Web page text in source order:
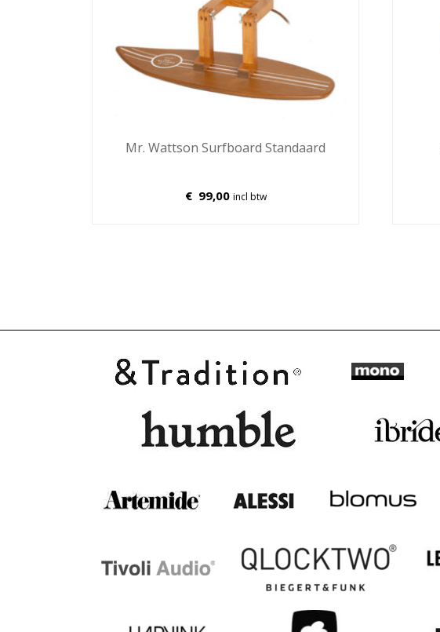
Mr. Wattson Surfboard Standaard
€ 99,00 incl btw